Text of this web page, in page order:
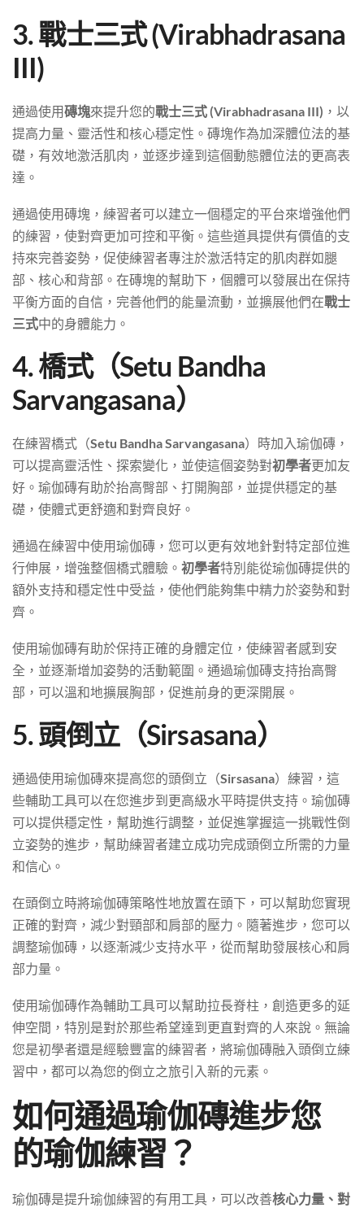
3. 戰士三式 (Virabhadrasana
III)
通過使用磚塊來提升您的戰士三式 (Virabhadrasana III) ，以
提高力量、靈活性和核心穩定性。磚塊作為加深體位法的基
礎，有效地激活肌肉，並逐步達到這個動態體位法的更高表
達。
通過使用磚塊，練習者可以建立一個穩定的平台來增強他們
的練習，使對齊更加可控和平衡。這些道具提供有價值的支
持來完善姿勢，促使練習者專注於激活特定的肌肉群如腿
部、核心和背部。在磚塊的幫助下，個體可以發展出在保持
平衡方面的自信，完善他們的能量流動，並擴展他們在戰士
三式中的身體能力。
4. 橋式（Setu Bandha
Sarvangasana）
在練習橋式（Setu Bandha Sarvangasana）時加入瑜伽磚，
可以提高靈活性、探索變化，並使這個姿勢對初學者更加友
好。瑜伽磚有助於抬高臀部、打開胸部，並提供穩定的基
礎，使體式更舒適和對齊良好。
通過在練習中使用瑜伽磚，您可以更有效地針對特定部位進
行伸展，增強整個橋式體驗。 初學者特別能從瑜伽磚提供的
額外支持和穩定性中受益，使他們能夠集中精力於姿勢和對
齊。
使用瑜伽磚有助於保持正確的身體定位，使練習者感到安
全，並逐漸增加姿勢的活動範圍。通過瑜伽磚支持抬高臀
部，可以溫和地擴展胸部，促進前身的更深開展。
5. 頭倒立（Sirsasana）
通過使用瑜伽磚來提高您的頭倒立（Sirsasana）練習，這
些輔助工具可以在您進步到更高級水平時提供支持。瑜伽磚
可以提供穩定性，幫助進行調整，並促進掌握這一挑戰性倒
立姿勢的進步，幫助練習者建立成功完成頭倒立所需的力量
和信心。
在頭倒立時將瑜伽磚策略性地放置在頭下，可以幫助您實現
正確的對齊，減少對頸部和肩部的壓力。隨著進步，您可以
調整瑜伽磚，以逐漸減少支持水平，從而幫助發展核心和肩
部力量。
使用瑜伽磚作為輔助工具可以幫助拉長脊柱，創造更多的延
伸空間，特別是對於那些希望達到更直對齊的人來說。無論
您是初學者還是經驗豐富的練習者，將瑜伽磚融入頭倒立練
習中，都可以為您的倒立之旅引入新的元素。
如何通過瑜伽磚進步您
的瑜伽練習？
瑜伽磚是提升瑜伽練習的有用工具，可以改善核心力量、對